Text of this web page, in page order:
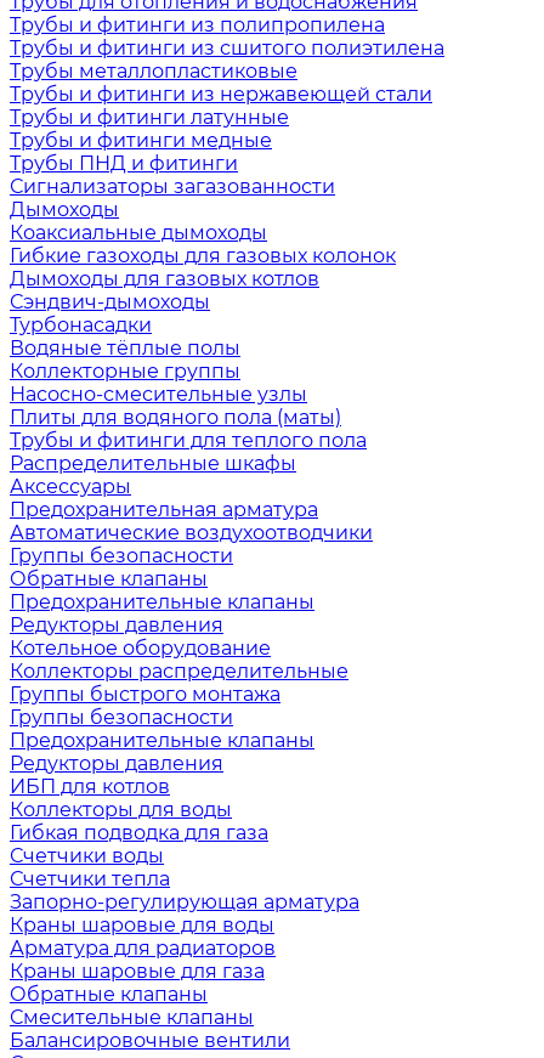
Трубы и фитинги из полипропилена
Трубы и фитинги из сшитого полиэтилена
Трубы металлопластиковые
Трубы и фитинги из нержавеющей стали
Трубы и фитинги латунные
Трубы и фитинги медные
Трубы ПНД и фитинги
Сигнализаторы загазованности
Дымоходы
Коаксиальные дымоходы
Гибкие газоходы для газовых колонок
Дымоходы для газовых котлов
Сэндвич-дымоходы
Турбонасадки
Водяные тёплые полы
Коллекторные группы
Насосно-смесительные узлы
Плиты для водяного пола (маты)
Трубы и фитинги для теплого пола
Распределительные шкафы
Аксессуары
Предохранительная арматура
Автоматические воздухоотводчики
Группы безопасности
Обратные клапаны
Предохранительные клапаны
Редукторы давления
Котельное оборудование
Коллекторы распределительные
Группы быстрого монтажа
Группы безопасности
Предохранительные клапаны
Редукторы давления
ИБП для котлов
Коллекторы для воды
Гибкая подводка для газа
Счетчики воды
Счетчики тепла
Запорно-регулирующая арматура
Краны шаровые для воды
Арматура для радиаторов
Краны шаровые для газа
Обратные клапаны
Смесительные клапаны
Балансировочные вентили